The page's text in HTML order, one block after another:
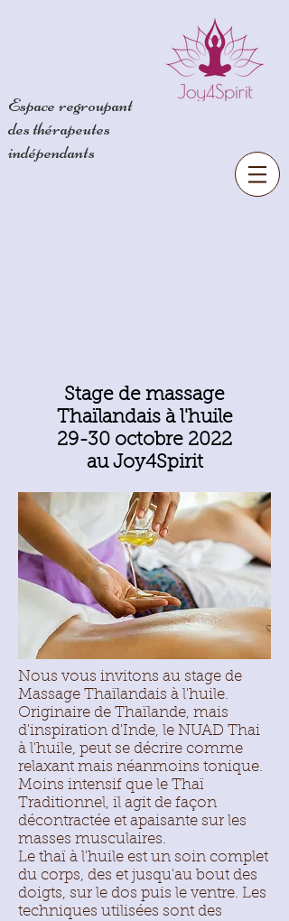
Espace regroupant
des thérapeutes
indépendants
Stage de massage
Thaïlandais à l'huile
29-30 octobre 2022
au Joy4Spirit
Nous vous invitons au stage de
Massage Thaïlandais à l'huile.
Originaire de Thaïlande, mais
d'inspiration d'Inde, le NUAD Thai
à l'huile, peut se décrire comme
relaxant mais néanmoins tonique.
Moins intensif que le Thaï
Traditionnel, il agit de façon
décontractée et apaisante sur les
masses musculaires.
Le thaï à l'huile est un soin complet
du corps, des et jusqu'au bout des
doigts, sur le dos puis le ventre. Les
techniques utilisées sont des